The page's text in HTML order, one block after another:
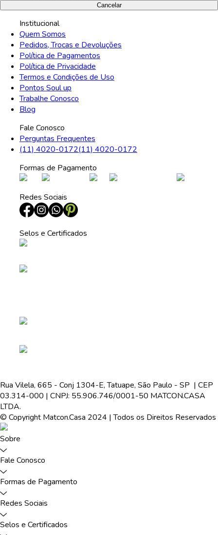
Cancelar
Institucional
Quem Somos
Pedidos, Trocas e Devoluções
Política de Pagamentos
Política de Privacidade
Termos e Condições de Uso
Pontos Soul up
Trabalhe Conosco
Blog
Fale Conosco
Perguntas Frequentes
(11) 4020-0172(11) 4020-0172
Formas de Pagamento
Redes Sociais
Selos e Certificados
Rua Vilela, 665 - Conj 1304-E, Tatuape, São Paulo - SP | CEP
03.314-000 | CNPJ: 55.906.746/0001-50 MATCON.CASA
LTDA.
© Copyright Matcon.Casa 2024 | Todos os Direitos Reservados
Sobre
Fale Conosco
Formas de Pagamento
Redes Sociais
Selos e Certificados